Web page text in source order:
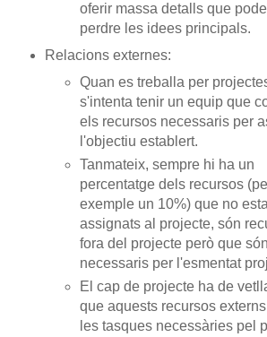
oferir massa detalls que
perdre les idees principals.
Relacions externes:
Quan es treballa per
s'intenta tenir un equip que
els recursos necessaris per
l'objectiu establert.
Tanmateix, sempre hi ha un
percentatge dels recursos
exemple un 10%) que no
assignats al projecte, són
fora del projecte però que són
necessaris per l'esmentat
El cap de projecte ha de
que aquests recursos
les tasques necessàries pel